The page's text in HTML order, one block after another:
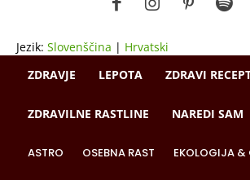
Jezik: Slovenščina | Hrvatski
ZDRAVJE
LEPOTA ZDRAVI
ZDRAVILNE RASTLINE NAREDI SAM
ASTRO OSEBNA RAST EKOLOGIJA &